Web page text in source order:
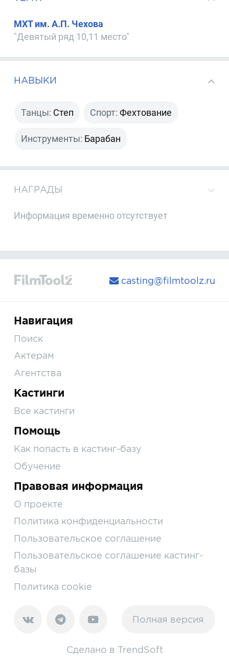
МХТ им. А.П. Чехова
"Девятый ряд 10,11 место"
НАВЫКИ
Танцы: Степ Спорт: Фехтование
Инструменты: Барабан
НАГРАДЫ
Информация временно отсутствует
casting@filmtoolz.ru
Навигация
Поиск
Актерам
Агентства
Кастинги
Все кастинги
Помощь
Как попасть в кастинг-базу
Обучение
Правовая информация
О проекте
Политика конфиденциальности
Пользовательское соглашение
Пользовательское соглашение кастинг-
базы
Политика cookie
Полная версия
Сделано в TrendSoft